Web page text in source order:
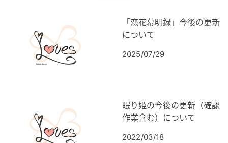
「恋花幕明録」今後の更新
について
2025/07/29
眠り姫の今後の更新（確認
作業含む）について
2022/03/18